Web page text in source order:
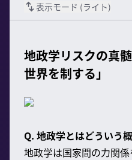
表示モード (ライト)
地政学リスクの真
世界を制する」
Q. 地政学とはどういう
地政学は国家間の力関